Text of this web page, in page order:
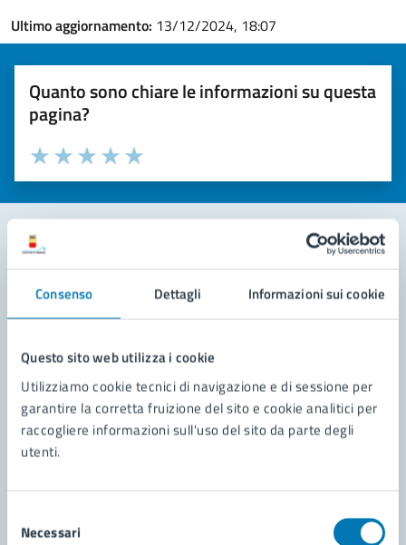
Consenso Dettagli Informazioni sui cookie
Questo sito web utilizza i cookie
Utilizziamo cookie tecnici di navigazione e di sessione per
garantire la corretta fruizione del sito e cookie analitici per
raccogliere informazioni sull'uso del sito da parte degli
utenti.
delNecessari
Ultimo aggiornamento: 13/12/2024, 18:07
Quanto sono chiare le informazioni su questa
pagina?
Valuta la chiarezza delle informazioni (da 1 a 5 stelle)
Seleziona il numero di stelle per valutare la chiarezza delle
Valuta 5 stelle su 5
Valuta 4 stelle su 5
Valuta 3 stelle su 5
Valuta 2 stelle su 5
Valuta 1 stelle su 5
Leggi le domande frequenti
Richiedi assistenza
Prenota appuntamento
Problemi in città